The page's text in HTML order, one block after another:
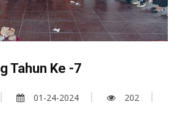
Tahun Ke -7
01-24-2024
202